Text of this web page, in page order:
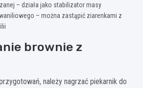
– działa jako stabilizator masy
– można zastąpić ziarenkami z
brownie z
należy nagrzać piekarnik do